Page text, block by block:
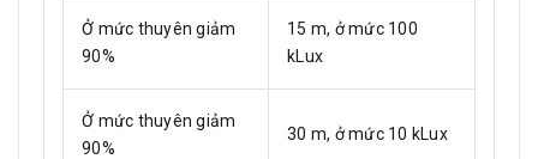
Ở mức thuyên giảm
90%
15 m, ở mức 100
kLux
Ở mức thuyên giảm
90%
30 m, ở mức 10 kLux